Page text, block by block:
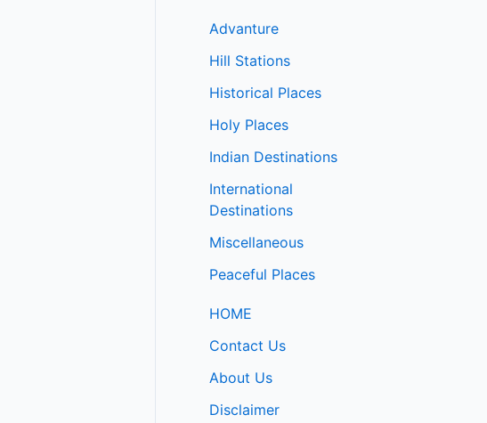
Advanture
Hill Stations
Historical Places
Holy Places
Indian Destinations
International
Destinations
Miscellaneous
Peaceful Places
HOME
Contact Us
About Us
Disclaimer